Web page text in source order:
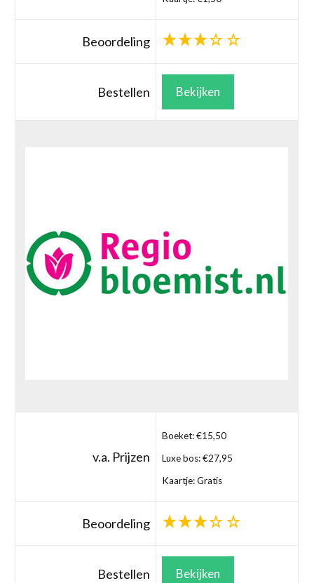
Beoordeling
Bestellen Bekijken
v.a. Prijzen
Boeket: €15,50
Luxe bos: €27,95
Kaartje: Gratis
Beoordeling
Bestellen Bekijken